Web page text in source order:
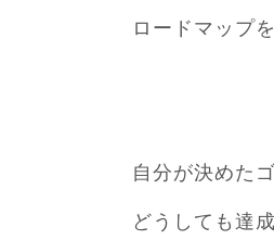
ロードマップ
自分が決めた
どうしても達